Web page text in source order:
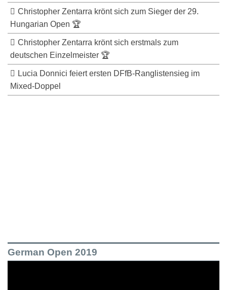
Christopher Zentarra krönt sich zum Sieger der 29.
Hungarian Open 🏆
Christopher Zentarra krönt sich erstmals zum
deutschen Einzelmeister 🏆
Lucia Donnici feiert ersten DFfB-Ranglistensieg im
Mixed-Doppel
German Open 2019